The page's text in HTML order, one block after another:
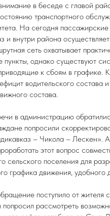
в беседе с главой
транспортного
На сегодня
и внутри района
сеть охватывает
пункты, однако существуют
к сбоям в графике.
водительского состава
состава.
в администрацию
попросили
– Чикола – Лескен».
этот вопрос
сельского поселения для
графика движения, удобного
поступило от жителя
рассмотреть